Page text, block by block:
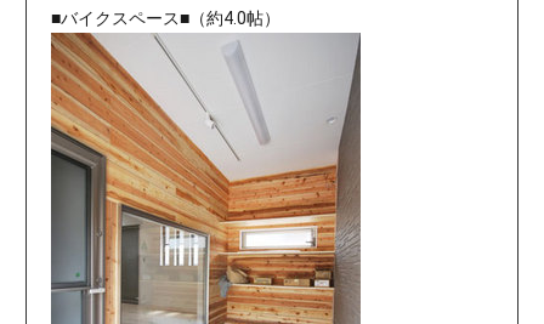
■バイクスペース■（約4.0帖）